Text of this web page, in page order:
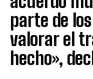
parte de
valorar el
hecho»,